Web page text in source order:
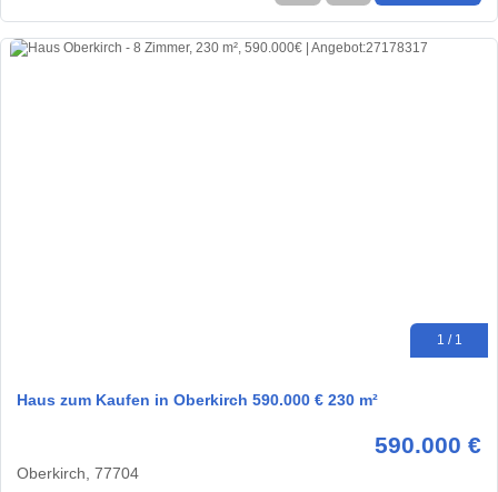
1 / 1
Haus zum Kaufen in Oberkirch 590.000 € 230 m²
590.000 €
Oberkirch, 77704